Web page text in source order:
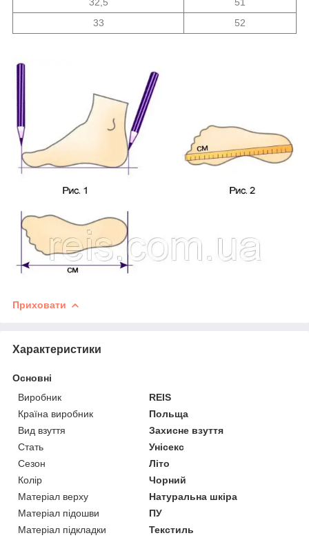
33
52
Приховати
Характеристики
Основні
Виробник
REIS
Країна виробник
Польща
Вид взуття
Захисне взуття
Стать
Унісекс
Сезон
Літо
Колір
Чорний
Матеріал верху
Натуральна шкіра
Матеріал підошви
ПУ
Матеріал підкладки
Текстиль